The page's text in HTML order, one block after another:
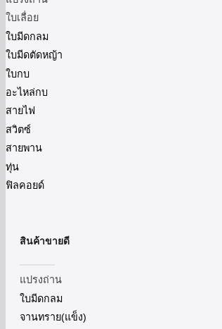
ใบเลื่อย
ใบมีดกลม
ใบมีดตัดหญ้า
ใบกบ
อะไหล่กบ
สายไฟ
สวิตซ์
สายพาน
ทุ่น
ฟิลคอยด์
สินค้าขายดี
แปรงถ่าน
ใบมีดกลม
จานทราย(แข็ง)